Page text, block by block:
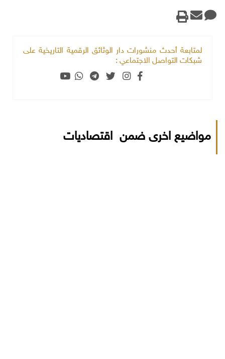
لمتابعة أحدث منشورات دار الوثائق الرقمية التاريخية على
شبكات التواصل الاجتماعي :
مواضيع اخرى ضمن اقتصاديات